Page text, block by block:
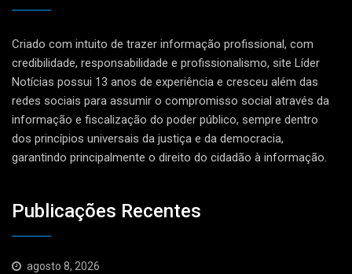
Criado com intuito de trazer informação profissional, com
credibilidade, responsabilidade e profissionalismo, site Líder
Notícias possui 13 anos de experiência e cresceu além das
redes sociais para assumir o compromisso social através da
informação e fiscalização do poder público, sempre dentro
dos princípios universais da justiça e da democracia,
garantindo principalmente o direito do cidadão à informação.
Publicações Recentes
agosto 8, 2026